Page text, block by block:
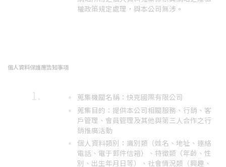
權政策規定處理，與本公司無涉。
個人資料保護應告知事項
蒐集機關名稱：快克國際有限公司
蒐集目的：提供本公司相關服務、行銷、客
戶管理、會員管理及其他與第三人合作之行
銷推廣活動
個人資料類別：識別類（姓名、地址、連絡
電話、電于郵件信箱）、特徵類（年齡、性
別、出生年月日等）、社會情況類（興趣、